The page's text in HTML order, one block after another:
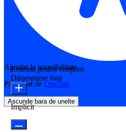
Ajustări la accesibilitate
Propulsat de OneTap
Ascunde bara de unelte
Extensii pentru conținut
Dimensiune font
Implicit